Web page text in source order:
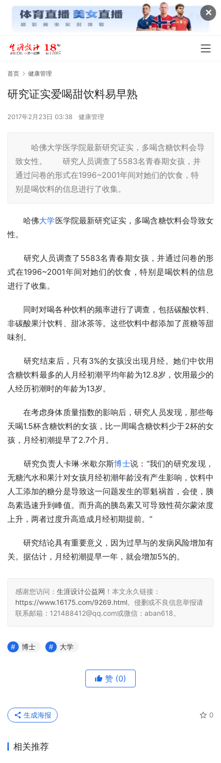
✕
首页 健康管理
研究证实爱喝甜饮料易早熟
2017年2月23日 03:38 健康管理
哈佛大学医学院最新研究证实，多喝含糖饮料会导
致女性。 研究人员调查了5583名青春期女孩，并
通过问卷的形式在1996~2001年间对她们的饮食，特
别是喝饮料的信息进行了收集。
哈佛大学医学院最新研究证实，多喝含糖饮料会导致女
性。
研究人员调查了5583名青春期女孩，并通过问卷的形
式在1996~2001年间对她们的饮食，特别是喝饮料的信息
进行了收集。
同时对喝各种饮料的频率进行了调查，包括碳酸饮料、
非碳酸果汁饮料、甜冰茶等。这些饮料中都添加了蔗糖等甜
味剂。
研究结束后，只有3%的女孩没出现月经。她们中饮用
含糖饮料最多的人月经初潮平均年龄为12.8岁，饮用最少的
人经历初潮时的年龄为13岁。
在考虑身体质量指数的影响后，研究人员发现，那些每
天喝1.5杯含糖饮料的女孩，比一周喝含糖饮料少于2杯的女
孩，月经初潮提早了2.7个月。
研究负责人卡琳·米歇尔斯博士说：“我们的研究发现，
无糖汽水和果汁对女孩月经初潮年龄没有产生影响，饮料中
人工添加的糖分是导致这一问题发生的罪魁祸首，会使，胰
岛素迅速升到峰值。而升高的胰岛素又可导致性荷尔蒙浓度
上升，两者过度升高造成月经初期提前。”
研究结论具有重要意义，因为过早与的发病风险增加有
关。据估计，月经初潮提早一年，就会增加5%的。
感谢您访问： 生涯设计公益网 ！本文永久链接：
https://www.16175.com/9269.html。侵删或不良信息举报请
联系邮箱：121488412@qq.com或微信：aban618。
博士 大学
赞 (0)
0
生成海报
相关推荐